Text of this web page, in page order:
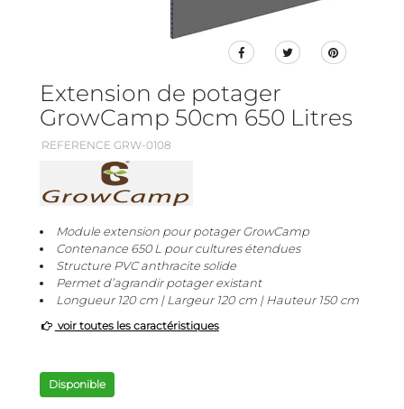
Extension de potager
GrowCamp 50cm 650 Litres
REFERENCE GRW-0108
Module extension pour potager GrowCamp
Contenance 650 L pour cultures étendues
Structure PVC anthracite solide
Permet d’agrandir potager existant
Longueur 120 cm | Largeur 120 cm | Hauteur 150 cm
voir toutes les caractéristiques
Disponible